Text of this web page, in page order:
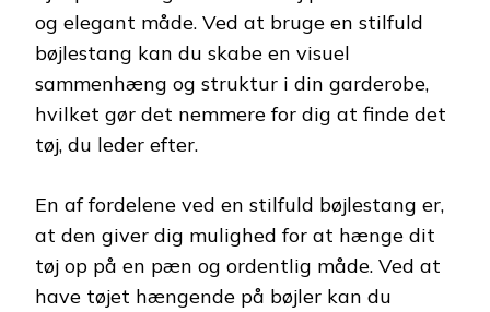
og elegant måde. Ved at bruge en stilfuld
bøjlestang kan du skabe en visuel
sammenhæng og struktur i din garderobe,
hvilket gør det nemmere for dig at finde det
tøj, du leder efter.
En af fordelene ved en stilfuld bøjlestang er,
at den giver dig mulighed for at hænge dit
tøj op på en pæn og ordentlig måde. Ved at
have tøjet hængende på bøjler kan du